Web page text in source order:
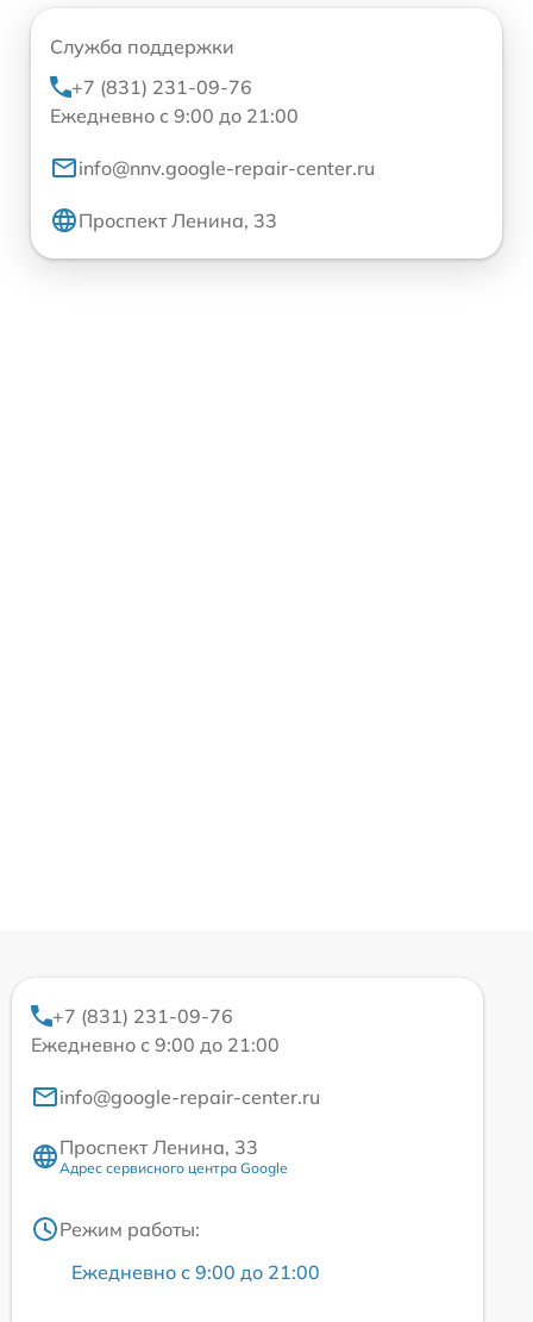
Служба поддержки
+7 (831) 231-09-76
Ежедневно с 9:00 до 21:00
info@nnv.google-repair-center.ru
Проспект Ленина, 33
+7 (831) 231-09-76
Ежедневно с 9:00 до 21:00
info@google-repair-center.ru
Проспект Ленина, 33
Адрес сервисного центра Google
Режим работы:
Ежедневно с 9:00 до 21:00